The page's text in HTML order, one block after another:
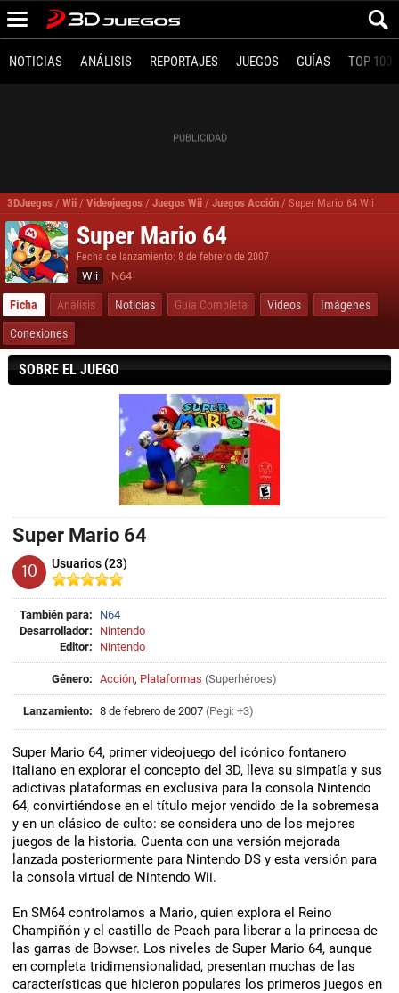
NOTICIAS ANÁLISIS REPORTAJES JUEGOS GUÍAS TOP 100
3DJuegos / Wii / Videojuegos / Juegos Wii / Juegos Acción / Super Mario 64 Wii
Super Mario 64
Fecha de lanzamiento: 8 de febrero de 2007
Wii N64
Ficha Análisis Noticias Guía Completa Videos
Imágenes
Conexiones
SOBRE EL JUEGO
Super Mario 64
10 Usuarios (23)
También para:
N64
Desarrollador:
Nintendo
Editor:
Nintendo
Género: Acción, Plataformas (Superhéroes)
Lanzamiento: 8 de febrero de 2007 (Pegi: +3)
Super Mario 64, primer videojuego del icónico fontanero
italiano en explorar el concepto del 3D, lleva su simpatía y sus
adictivas plataformas en exclusiva para la consola Nintendo
64, convirtiéndose en el título mejor vendido de la sobremesa
y en un clásico de culto: se considera uno de los mejores
juegos de la historia. Cuenta con una versión mejorada
lanzada posteriormente para Nintendo DS y esta versión para
la consola virtual de Nintendo Wii.
En SM64 controlamos a Mario, quien explora el Reino
Champiñón y el castillo de Peach para liberar a la princesa de
las garras de Bowser. Los niveles de Super Mario 64, aunque
en completa tridimensionalidad, presentan muchas de las
características que hicieron populares los primeros juegos en